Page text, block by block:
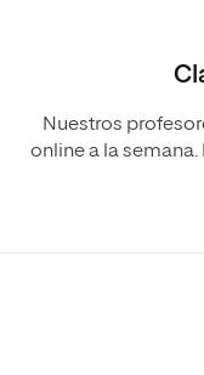
Nuestros
online a la